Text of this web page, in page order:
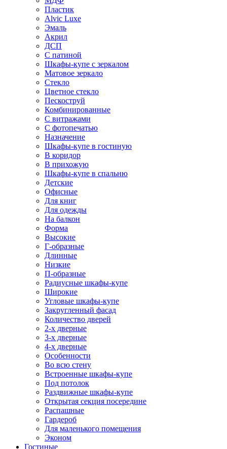
Пластик
Alvic Luxe
Эмаль
Акрил
ДСП
С патиной
Шкафы-купе с зеркалом
Матовое зеркало
Стекло
Цветное стекло
Пескоструй
Комбинированные
С витражами
С фотопечатью
Назначение
Шкафы-купе в гостиную
В коридор
В прихожую
Шкафы-купе в спальню
Детские
Офисные
Для книг
Для одежды
На балкон
Форма
Высокие
Г-образные
Длинные
Низкие
П-образные
Радиусные шкафы-купе
Широкие
Угловые шкафы-купе
Закругленный фасад
Количество дверей
2-х дверные
3-х дверные
4-х дверные
Особенности
Во всю стену
Встроенные шкафы-купе
Под потолок
Раздвижные шкафы-купе
Открытая секция посередине
Распашные
Гардероб
Для маленького помещения
Эконом
Гостиные